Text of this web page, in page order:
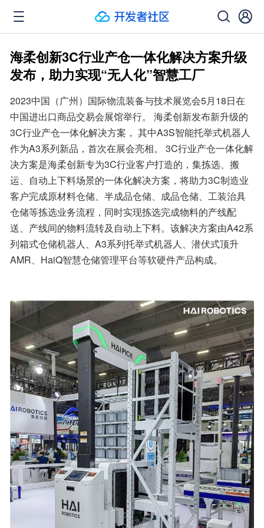
海柔创新3C行业产仓一体化解决方案升级
发布，助力实现“无人化”智慧工厂
2023中国（广州）国际物流装备与技术展览会5月18日在
中国进出口商品交易会展馆举行。 海柔创新发布新升级的
3C行业产仓一体化解决方案， 其中A3S智能托举式机器人
作为A3系列新品，首次在展会亮相。 3C行业产仓一体化解
决方案是海柔创新专为3C行业客户打造的，集拣选、搬
运、自动上下料场景的一体化解决方案，将助力3C制造业
客户完成原材料仓储、半成品仓储、成品仓储、工装治具
仓储等拣选业务流程，同时实现拣选完成物料的产线配
送、产线间的物料流转及自动上下料。该解决方案由A42系
列箱式仓储机器人、A3系列托举式机器人、潜伏式顶升
AMR、HaiQ智慧仓储管理平台等软硬件产品构成。